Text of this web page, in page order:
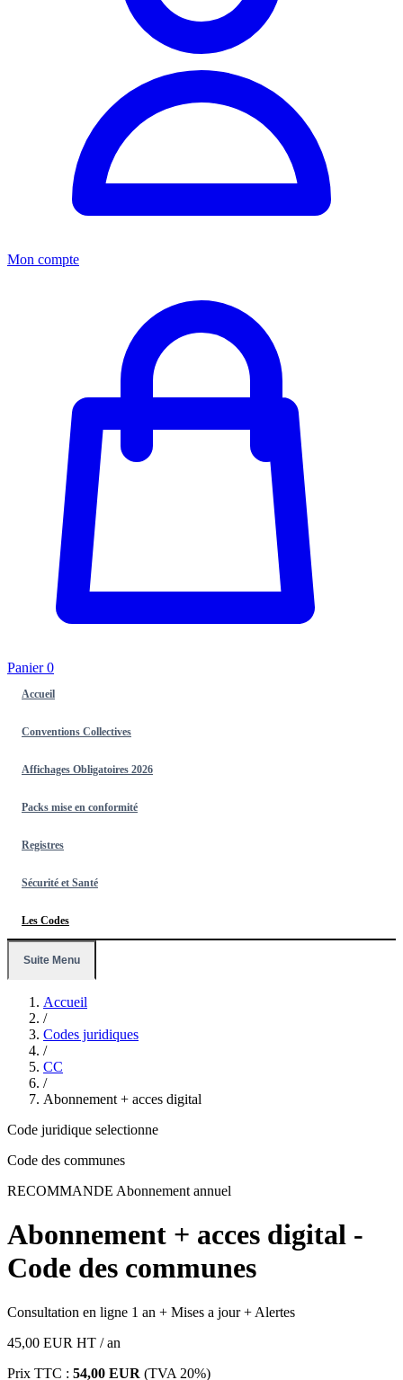
Mon compte
Panier0
Accueil
Conventions Collectives
Affichages Obligatoires 2026
Packs mise en conformité
Registres
Sécurité et Santé
Les Codes
Suite Menu
Accueil
/
Codes juridiques
/
CC
/
Abonnement + acces digital
Code juridique selectionne
Code des communes
RECOMMANDE Abonnement annuel
Abonnement + acces digital -
Code des communes
Consultation en ligne 1 an + Mises a jour + Alertes
45,00 EUR HT / an
Prix TTC : 54,00 EUR (TVA 20%)